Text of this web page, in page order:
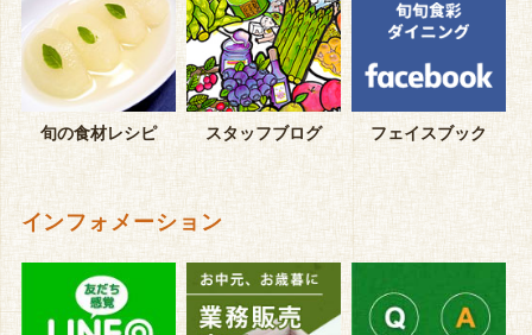
旬の食材レシピ スタッフブログ フェイスブック
インフォメーション